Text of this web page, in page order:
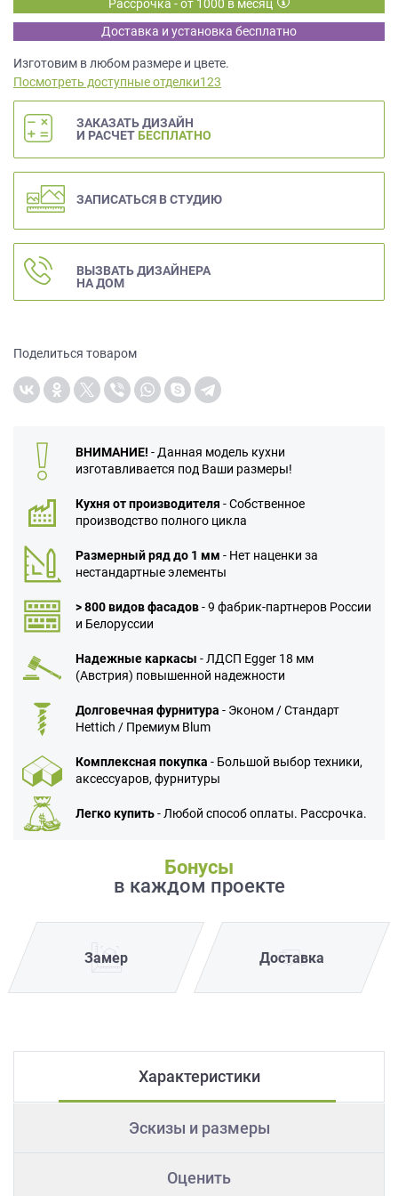
Рассрочка - от 1000 в месяц
Доставка и установка бесплатно
Изготовим в любом размере и цвете.
Посмотреть доступные отделки123
ЗАКАЗАТЬ ДИЗАЙН
И РАСЧЕТ БЕСПЛАТНО
ЗАПИСАТЬСЯ В СТУДИЮ
ВЫЗВАТЬ ДИЗАЙНЕРА
НА ДОМ
Поделиться товаром
ВНИМАНИЕ! - Данная модель кухни
изготавливается под Ваши размеры!
Кухня от производителя - Собственное
производство полного цикла
Размерный ряд до 1 мм - Нет наценки за
нестандартные элементы
> 800 видов фасадов- 9 фабрик-партнеров России
и Белоруссии
Надежные каркасы - ЛДСП Egger 18 мм
(Австрия) повышенной надежности
Долговечная фурнитура - Эконом / Стандарт
Hettich / Премиум Blum
Комплексная покупка - Большой выбор техники,
аксессуаров, фурнитуры
Легко купить- Любой способ оплаты. Рассрочка.
Бонусы
в каждом проекте
Замер Доставка
Характеристики
Эскизы и размеры
Оценить